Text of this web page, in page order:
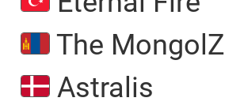
The MongolZ
Astralis